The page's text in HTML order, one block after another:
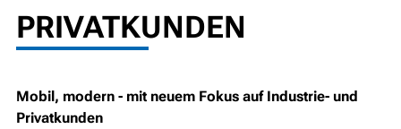
PRIVATKUNDEN
Mobil, modern - mit neuem Fokus auf Industrie- und
Privatkunden